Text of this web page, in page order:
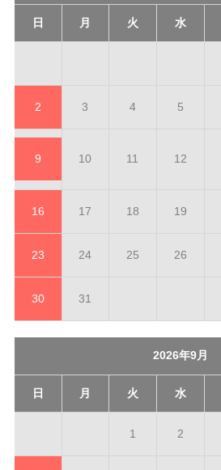
日 月 火 水
2 3 4 5
9 10 11 12
16 17 18 19
23 24 25 26
30 31
2026年9月
日 月 火 水
1 2